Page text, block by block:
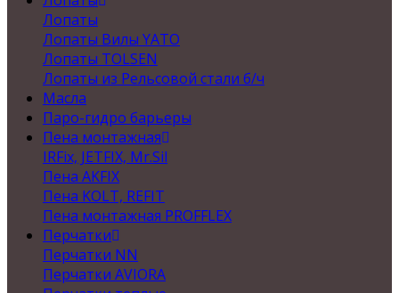
Лопаты
Лопаты Вилы YATO
Лопаты TOLSEN
Лопаты из Рельсовой стали б/ч
Масла
Паро-гидро барьеры
Пена монтажная
IRFix, JETFIX, Mr.Sil
Пена AKFIX
Пена KOLT, REFIT
Пена монтажная PROFFLEX
Перчатки
Перчатки NN
Перчатки AVIORA